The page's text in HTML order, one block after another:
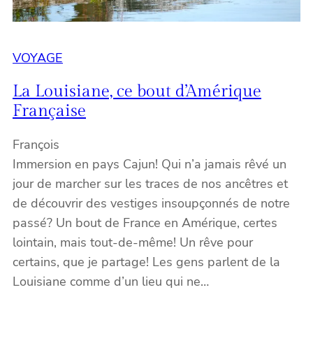
VOYAGE
La Louisiane, ce bout d’Amérique
Française
François
Immersion en pays Cajun! Qui n’a jamais rêvé un
jour de marcher sur les traces de nos ancêtres et
de découvrir des vestiges insoupçonnés de notre
passé? Un bout de France en Amérique, certes
lointain, mais tout-de-même! Un rêve pour
certains, que je partage! Les gens parlent de la
Louisiane comme d’un lieu qui ne…